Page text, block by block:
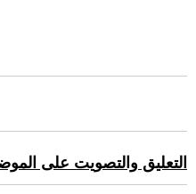
التعليق والتصويت على